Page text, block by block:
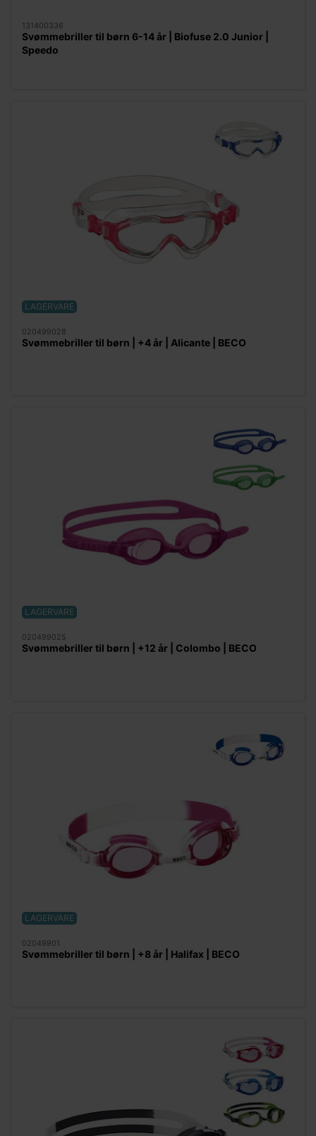
131400336
Svømmebriller til børn 6-14 år | Biofuse 2.0 Junior |
Speedo
LAGERVARE
020499028
Svømmebriller til børn | +4 år | Alicante | BECO
LAGERVARE
020499025
Svømmebriller til børn | +12 år | Colombo | BECO
LAGERVARE
02049901
Svømmebriller til børn | +8 år | Halifax | BECO